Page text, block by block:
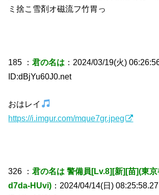
ミ捨こ雪剤オ磁流フ竹胃っ
185 ：君の名は ：2024/03/19(火)
ID:dBjYu60J0.net
おはレイ
https://i.imgur.com/mque7gr.jpeg
326 ：君の名は 警備員[Lv.8][新][苗](東京
d7da-HUvi) ：2024/04/14(日) 08:25:58.27